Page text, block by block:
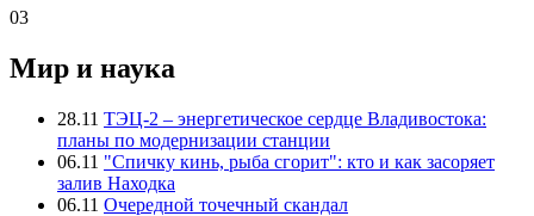
03
Мир и наука
28.11 ТЭЦ-2 – энергетическое сердце Владивостока:
планы по модернизации станции
06.11 "Спичку кинь, рыба сгорит": кто и как засоряет
залив Находка
06.11 Очередной точечный скандал